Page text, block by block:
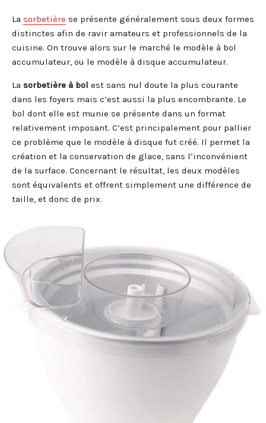
La sorbetière se présente généralement sous deux formes
distinctes afin de ravir amateurs et professionnels de la
cuisine. On trouve alors sur le marché le modèle à bol
accumulateur, ou le modèle à disque accumulateur.
La sorbetière à bol est sans nul doute la plus courante
dans les foyers mais c’est aussi la plus encombrante. Le
bol dont elle est munie se présente dans un format
relativement imposant. C’est principalement pour pallier
ce problème que le modèle à disque fut créé. Il permet la
création et la conservation de glace, sans l’inconvénient
de la surface. Concernant le résultat, les deux modèles
sont équivalents et offrent simplement une différence de
taille, et donc de prix.